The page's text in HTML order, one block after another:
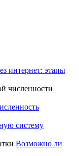
интернет: этапы
систему
Возможно ли